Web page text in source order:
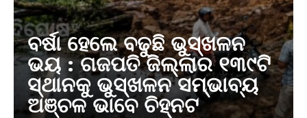
ବର୍ଷା ହେଲେ ବଢୁଛି ଭୁସ୍ଖଳନ
ଭୟ : ଗଜପତି ଜିଲ୍ଲାର ୧୩୯ଟି
ସ୍ଥାନକୁ ଭୁସ୍ଖଳନ ସମ୍ଭାବ୍ୟ
ଅଞ୍ଚଳ ଭାବେ ଚିହ୍ନଟ